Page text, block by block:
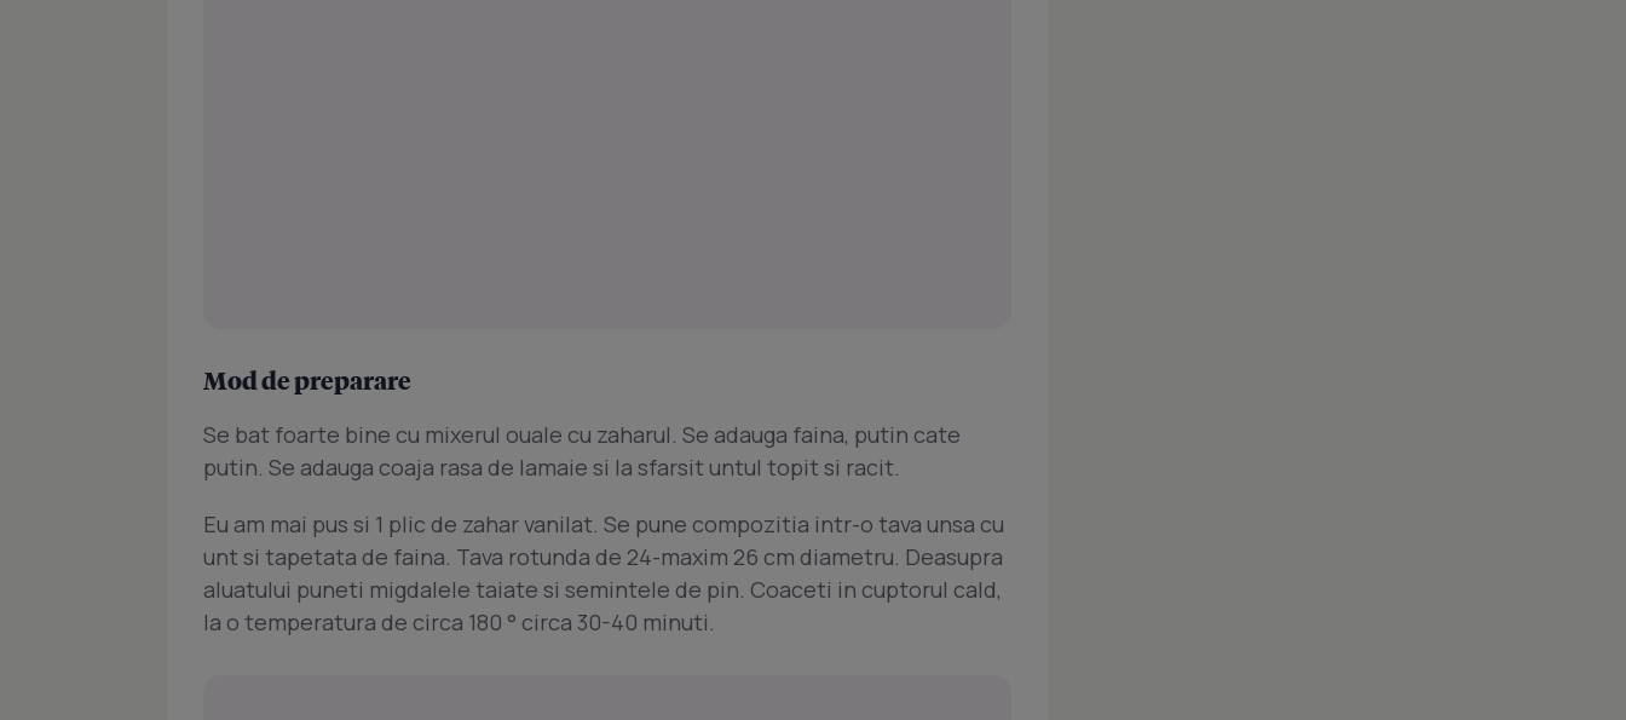
Mod de preparare
Se bat foarte bine cu mixerul ouale cu zaharul. Se adauga faina, putin cate
putin. Se adauga coaja rasa de lamaie si la sfarsit untul topit si racit.
Eu am mai pus si 1 plic de zahar vanilat. Se pune compozitia intr-o tava unsa cu
unt si tapetata de faina. Tava rotunda de 24-maxim 26 cm diametru. Deasupra
aluatului puneti migdalele taiate si semintele de pin. Coaceti in cuptorul cald,
la o temperatura de circa 180 ° circa 30-40 minuti.